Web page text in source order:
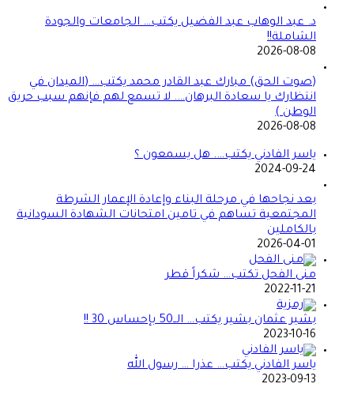
د. عبد الوهاب عبد الفضيل يكتب… الجامعات والجودة
الشاملة!!
2026-08-08
(صوت الحق) مبارك عبد القادر محمد يكتب… (الميدان في
انتظارك يا سعادة البرهان…. لا تسمع لهم فإنهم سبب حريق
الوطن )
2026-08-08
ياسر الفادني يكتب…. هل يسمعون ؟
2024-09-24
بعد نجاحها في مرحلة البناء وإعادة الإعمار الشرطة
المجتمعية تساهم في تامين امتحانات الشهادة السودانية
بالكاملين
2026-04-01
منى الفحل تكتب… شكراً قطر
2022-11-21
بشير عثمان بشير يكتب… الــ50 بإحساس 30 !!
2023-10-16
ياسر الفادني يكتب… عذرا … رسول الله
2023-09-13